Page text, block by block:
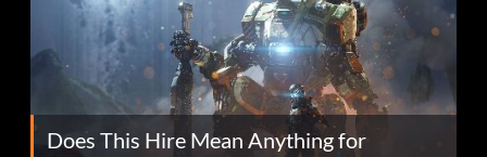
Does This Hire Mean Anything for